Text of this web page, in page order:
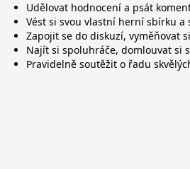
Udělovat hodnocení a psát
Vést si svou vlastní herní sbírku
Zapojit se do diskuzí, vyměňovat
Najít si spoluhráče, domlouvat si
Pravidelně soutěžit o řadu